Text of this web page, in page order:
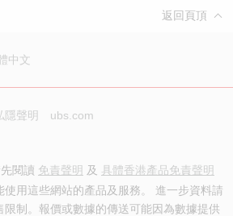
返回頁頂
中文
隱聲明 ubs.com
閱讀 免責聲明 及 具體香港產品免責聲明
使用這些網站的產品及服務。 進一步資料請
制。報價或數據的傳送可能因為數據提供